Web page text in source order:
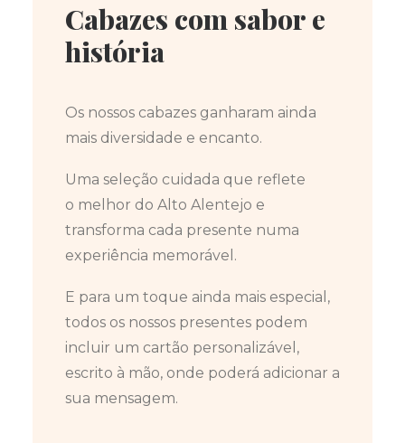
Cabazes com sabor e
história
Os nossos cabazes ganharam ainda
mais diversidade e encanto.
Uma seleção cuidada que reflete
o melhor do Alto Alentejo e
transforma cada presente numa
experiência memorável.
E para um toque ainda mais especial,
todos os nossos presentes podem
incluir um cartão personalizável,
escrito à mão, onde poderá adicionar a
sua mensagem.